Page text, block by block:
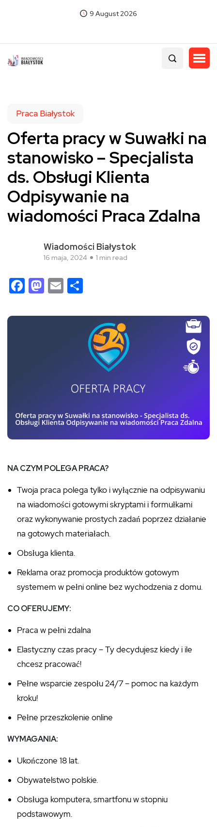
9 August 2026
Praca Białystok
Oferta pracy w Suwałki na
stanowisko – Specjalista
ds. Obsługi Klienta
Odpisywanie na
wiadomości Praca Zdalna
Wiadomości Białystok
16 maja, 2024 1 min read
Facebook
Mastodon
Email
NA CZYM POLEGA PRACA?
Twoja praca polega tylko i wyłącznie na odpisywaniu
na wiadomości gotowymi skryptami i formułkami
oraz wykonywanie prostych zadań poprzez działanie
na gotowych materiałach.
Obsługa klienta.
Reklama oraz promocja produktów gotowym
systemem w pełni online bez wychodzenia z domu.
CO OFERUJEMY:
Praca w pełni zdalna
Elastyczny czas pracy – Ty decydujesz kiedy i ile
chcesz pracować!
Pełne wsparcie zespołu 24/7 – pomoc na każdym
kroku!
Pełne przeszkolenie online
WYMAGANIA:
Ukończone 18 lat.
Obywatelstwo polskie.
Obsługa komputera, smartfonu w stopniu
podstawowym.